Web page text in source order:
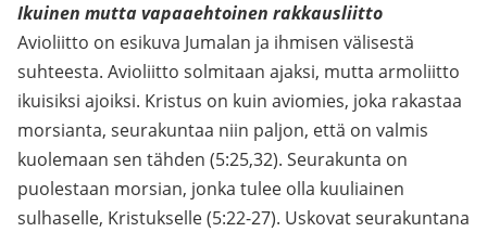
Ikuinen mutta vapaaehtoinen rakkausliitto
Avioliitto on esikuva Jumalan ja ihmisen välisestä
suhteesta. Avioliitto solmitaan ajaksi, mutta armoliitto
ikuisiksi ajoiksi. Kristus on kuin aviomies, joka rakastaa
morsianta, seurakuntaa niin paljon, että on valmis
kuolemaan sen tähden (5:25,32). Seurakunta on
puolestaan morsian, jonka tulee olla kuuliainen
sulhaselle, Kristukselle (5:22-27). Uskovat seurakuntana